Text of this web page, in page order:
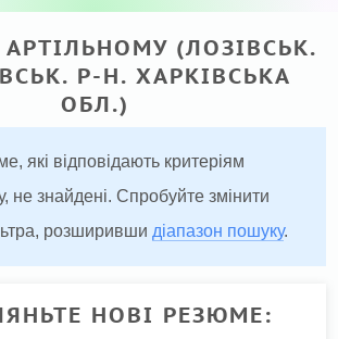
(ЛОЗІВСЬК.
Р-Н. ХАРКІВСЬКА
ОБЛ.)
які відповідають критеріям
не знайдені. Спробуйте змінити
розширивши діапазон пошуку.
НОВІ РЕЗЮМЕ: